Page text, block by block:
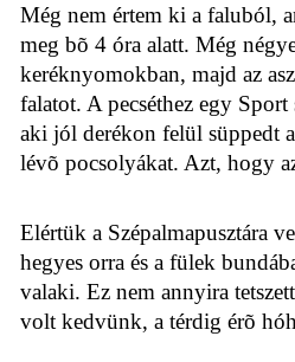
Még nem értem ki a faluból,
meg bõ 4 óra alatt. Még
keréknyomokban, majd az
falatot. A pecséthez egy
aki jól derékon felül süppedt
lévõ pocsolyákat. Azt, hogy
Elértük a Szépalmapusztára
hegyes orra és a fülek
valaki. Ez nem annyira
volt kedvünk, a térdig érõ